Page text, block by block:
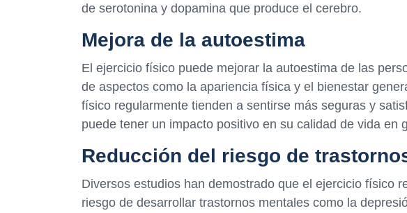
de serotonina y dopamina que produce el cerebro.
Mejora de la autoestima
El ejercicio físico puede mejorar la autoestima de las
de aspectos como la apariencia física y el bienestar
físico regularmente tienden a sentirse más seguras y
puede tener un impacto positivo en su calidad de vida en
Reducción del riesgo de
Diversos estudios han demostrado que el ejercicio físico
riesgo de desarrollar trastornos mentales como la